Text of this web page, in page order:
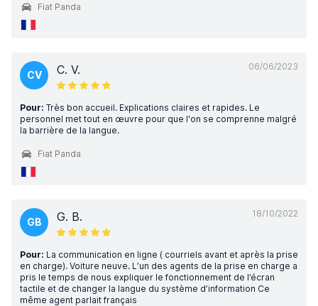
Fiat Panda
06/06/2023
CV C. V.
Pour: Très bon accueil. Explications claires et rapides. Le
personnel met tout en œuvre pour que l'on se comprenne malgré
la barrière de la langue.
Fiat Panda
18/10/2022
GB G. B.
Pour: La communication en ligne ( courriels avant et après la prise
en charge). Voiture neuve. L’un des agents de la prise en charge a
pris le temps de nous expliquer le fonctionnement de l’écran
tactile et de changer la langue du système d’information Ce
même agent parlait français